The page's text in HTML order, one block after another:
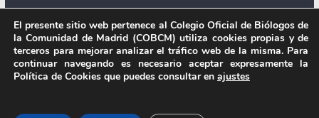
Colegio Oficial de Biólogos de la Comunidad de Madrid.
C/ Santa Engracia 108, 2º int.izq. 28003 Madrid.
El presente sitio web pertenece al Colegio Oficial de Biólogos de
la Comunidad de Madrid (COBCM) utiliza cookies propias y de
terceros para mejorar analizar el tráfico web de la misma. Para
continuar navegando es necesario aceptar expresamente la
Política de Cookies que puedes consultar en ajustes